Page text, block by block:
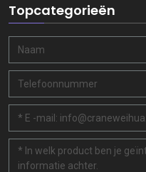
Topcategorieën